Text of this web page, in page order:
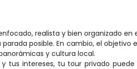
realista y bien organizado en
posible. En cambio, el objetivo
y cultura local.
tus intereses, tu tour privado